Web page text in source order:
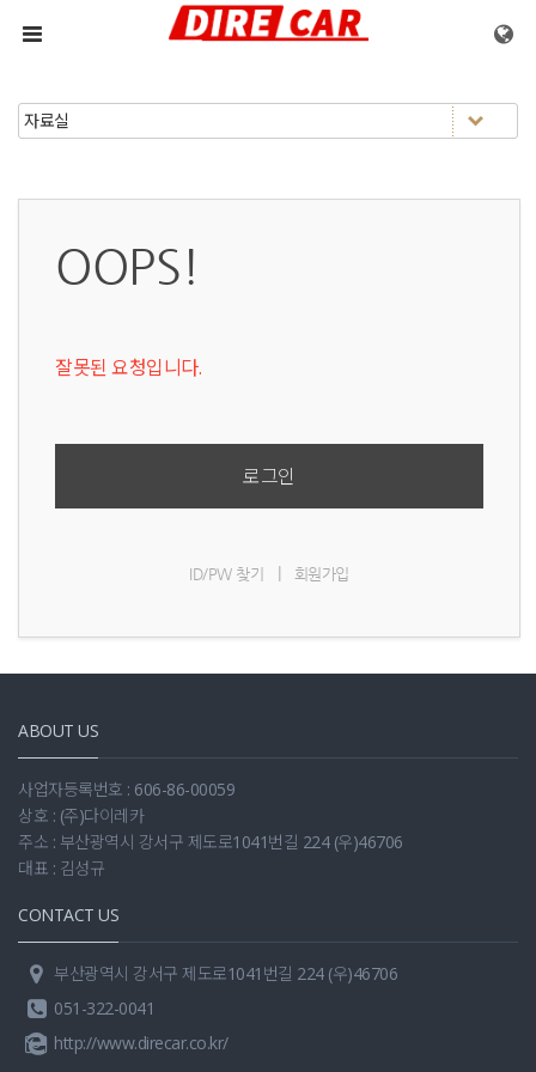
메뉴 건너뛰기
OOPS!
잘못된 요청입니다.
로그인
ID/PW 찾기 회원가입
ABOUT US
사업자등록번호 : 606-86-00059
상호 : (주)다이레카
주소 : 부산광역시 강서구 제도로1041번길 224 (우)46706
대표 : 김성규
CONTACT US
부산광역시 강서구 제도로1041번길 224 (우)46706
051-322-0041
http://www.direcar.co.kr/